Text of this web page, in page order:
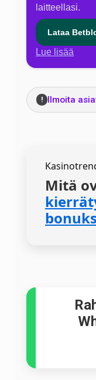
laitteellasi.
Lataa
Lue lisää
! Ilmoita
Mitä